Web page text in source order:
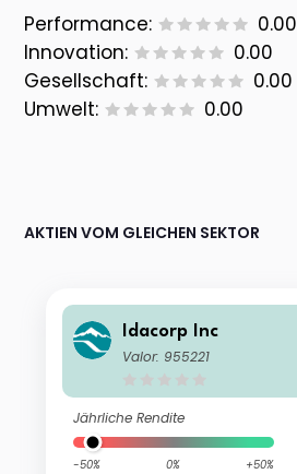
Performance:
0.00
Innovation:
0.00
Gesellschaft:
0.00
Umwelt:
0.00
AKTIEN VOM GLEICHEN SEKTOR
Idacorp Inc
Valor: 955221
Jährliche Rendite
-50% 0% +50%